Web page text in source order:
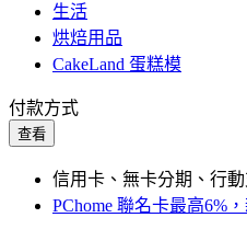
生活
烘焙用品
CakeLand 蛋糕模
付款方式
查看
信用卡、無卡分期、行
PChome 聯名卡最高6%